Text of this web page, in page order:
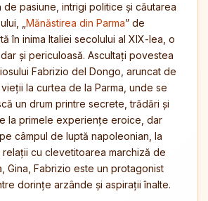
de pasiune, intrigi politice și căutarea
„ Mănăstirea din Parma” de
în inima Italiei secolului al XIX-lea, o
și periculoasă. Ascultați povestea
Fabrizio del Dongo, aruncat de
la curtea de la Parma, unde se
un drum printre secrete, trădări și
la primele experiențe eroice, dar
câmpul de luptă napoleonian, la
cu clevetitoarea marchiză de
Gina, Fabrizio este un protagonist
dorințe arzânde și aspirații înalte.